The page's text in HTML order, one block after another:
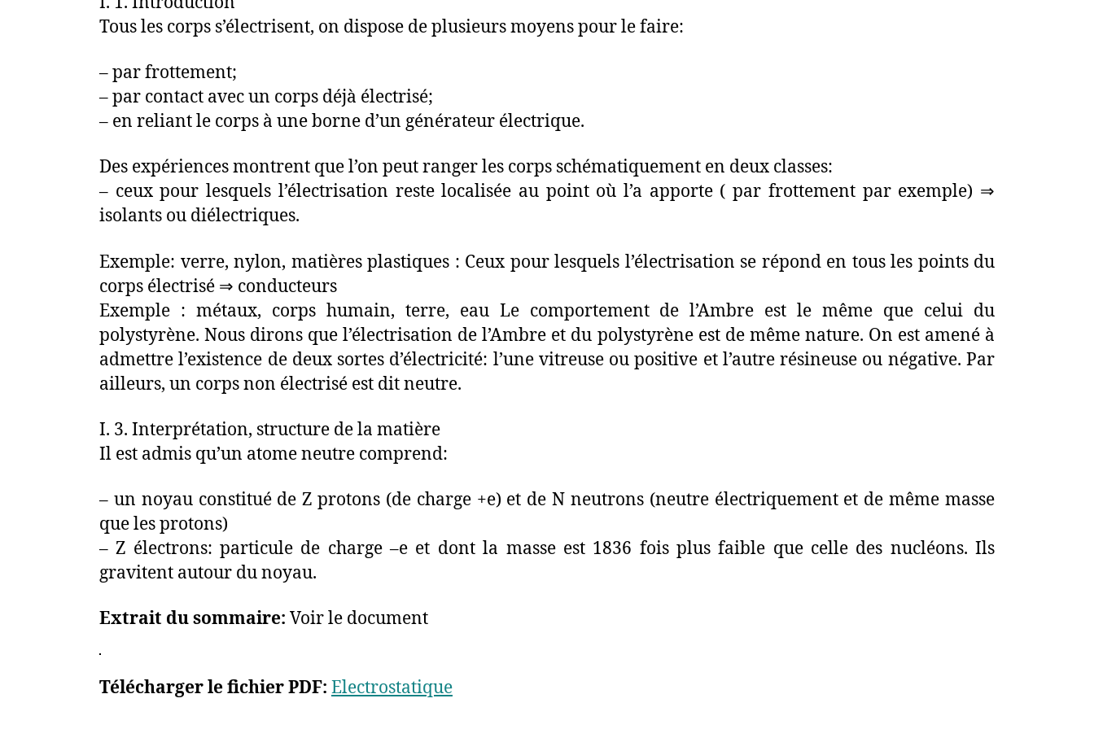
Tous les corps s’électrisent, on dispose de plusieurs moyens pour le faire:
– par frottement;
– par contact avec un corps déjà électrisé;
– en reliant le corps à une borne d’un générateur électrique.
Des expériences montrent que l’on peut ranger les corps schématiquement en deux classes:
– ceux pour lesquels l’électrisation reste localisée au point où l’a apporte ( par frottement par exemple) ⇒
isolants ou diélectriques.
Exemple: verre, nylon, matières plastiques : Ceux pour lesquels l’électrisation se répond en tous les points du
corps électrisé ⇒ conducteurs
Exemple : métaux, corps humain, terre, eau Le comportement de l’Ambre est le même que celui du
polystyrène. Nous dirons que l’électrisation de l’Ambre et du polystyrène est de même nature. On est amené à
admettre l’existence de deux sortes d’électricité: l’une vitreuse ou positive et l’autre résineuse ou négative. Par
ailleurs, un corps non électrisé est dit neutre.
I. 3. Interprétation, structure de la matière
Il est admis qu’un atome neutre comprend:
– un noyau constitué de Z protons (de charge +e) et de N neutrons (neutre électriquement et de même masse
que les protons)
– Z électrons: particule de charge –e et dont la masse est 1836 fois plus faible que celle des nucléons. Ils
gravitent autour du noyau.
Extrait du sommaire: Voir le document
Télécharger le fichier PDF: Electrostatique